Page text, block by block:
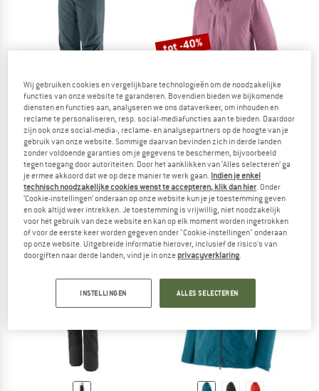
PATAGONIA
Women's Triolet Pants
Skibroek
€ 379,95
5,0(1)
tot -40%
PATAGONIA
Women's M10 Storm Jacket
Regenjas
€ 379,95vanaf € 227,97
5,0(1)
tot -32%
Wij gebruiken cookies en vergelijkbare technologieën om de noodzakelijke
functies van onze website te garanderen. Bovendien bieden we bijkomende
diensten en functies aan, analyseren we ons dataverkeer, om inhouden en
reclame te personaliseren, resp. social-mediafuncties aan te bieden. Daardoor
zijn ook onze social-media-, reclame- en analysepartners op de hoogte van je
gebruik van onze website. Sommige daarvan bevinden zich in derde landen
zonder voldoende garanties om je gegevens te beschermen, bijvoorbeeld
tegen toegang door autoriteiten. Door het aanklikken van ‘Alles selecteren’ ga
je ermee akkoord dat we op deze manier te werk gaan. Indien je enkel
technisch noodzakelijke cookies wenst te accepteren, klik dan hier. Onder
‘Cookie-instellingen’ onderaan op onze website kun je je toestemming geven
en ook altijd weer intrekken. Je toestemming is vrijwillig, niet noodzakelijk
voor het gebruik van deze website en kan op elk moment worden ingetrokken
of voor de eerste keer worden gegeven onder "Cookie-instellingen" onderaan
op onze website. Uitgebreide informatie hierover, inclusief de risico's van
doorgiften naar derde landen, vind je in onze privacyverklaring.
INSTELLINGEN ALLES SELECTEREN